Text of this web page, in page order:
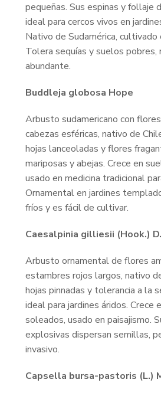
pequeñas. Sus espinas y follaje
ideal para cercos vivos en
Nativo de Sudamérica,
Tolera sequías y suelos pobres,
abundante.
Buddleja globosa Hope
Arbusto sudamericano con
cabezas esféricas, nativo de
hojas lanceoladas y flores
mariposas y abejas. Crece en
usado en medicina tradicional
Ornamental en jardines
fríos y es fácil de cultivar.
Caesalpinia gilliesii (Hook.)
Arbusto ornamental de flores
estambres rojos largos, nativo
hojas pinnadas y tolerancia a la
ideal para jardines áridos. Crece
soleados, usado en paisajismo.
explosivas dispersan semillas,
invasivo.
Capsella bursa-pastoris (L.)